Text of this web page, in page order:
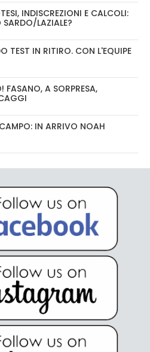
INDISCREZIONI E CALCOLI:
SARDO/LAZIALE?
TEST IN RITIRO. CON L'EQUIPE
A SORPRESA,
IN ARRIVO NOAH